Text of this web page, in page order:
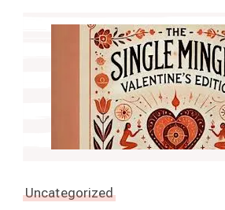
Uncategorized